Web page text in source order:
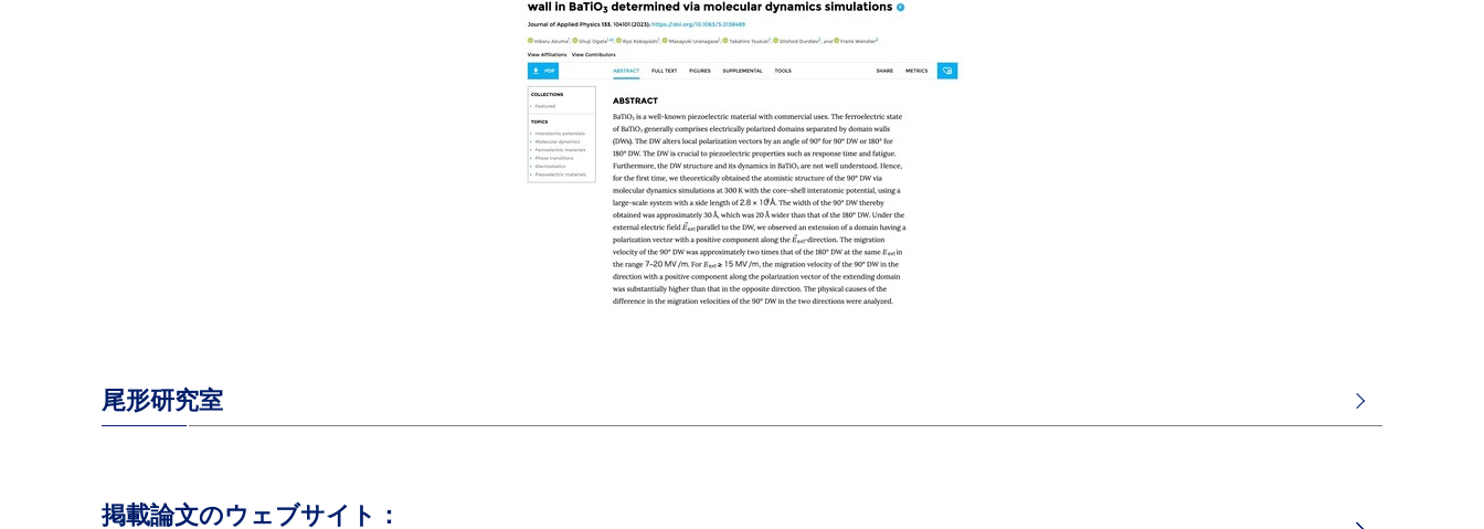
尾形研究室
掲載論文のウェブサイト：